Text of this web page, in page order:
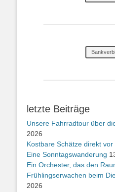
letzte Beiträge
Unsere Fahrradtour über
2026
Kostbare Schätze direkt
Eine Sonntagswanderung
Ein Orchester, das den
Frühlingserwachen beim
2026